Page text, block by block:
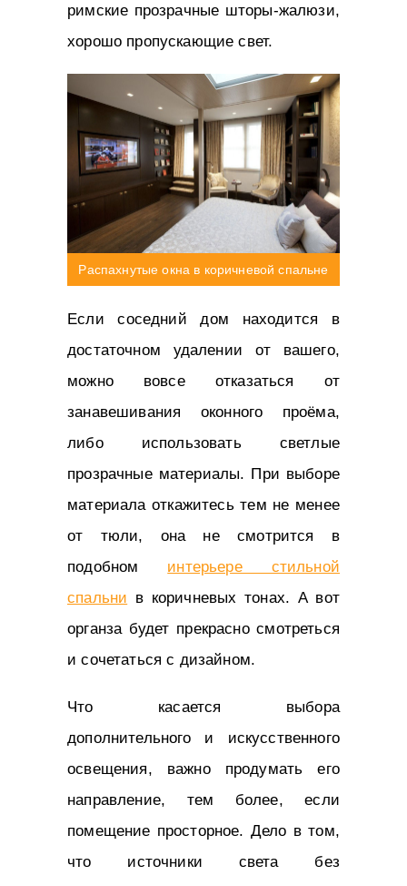
римские прозрачные шторы-жалюзи,
хорошо пропускающие свет.
Распахнутые окна в коричневой спальне
Если соседний дом находится в
достаточном удалении от вашего,
можно вовсе отказаться от
занавешивания оконного проёма,
либо использовать светлые
прозрачные материалы. При выборе
материала откажитесь тем не менее
от тюли, она не смотрится в
подобном интерьере стильной
спальни в коричневых тонах. А вот
органза будет прекрасно смотреться
и сочетаться с дизайном.
Что касается выбора
дополнительного и искусственного
освещения, важно продумать его
направление, тем более, если
помещение просторное. Дело в том,
что источники света без